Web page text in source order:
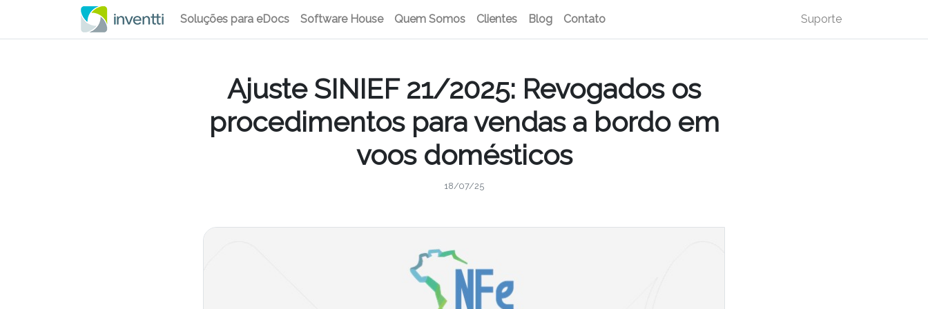
Soluções para eDocs Software House Quem Somos Clientes Blog Contato Suporte
Ajuste SINIEF 21/2025: Revogados os
procedimentos para vendas a bordo em
voos domésticos
18/07/25